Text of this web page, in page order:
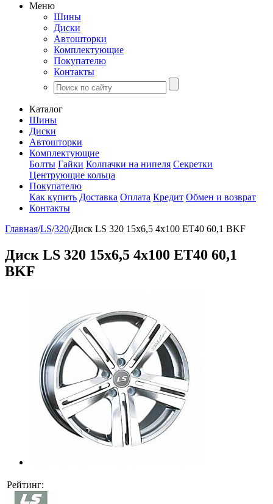
Меню
Шины
Диски
Автошторки
Комплектующие
Покупателю
Контакты
Каталог
Шины
Диски
Автошторки
Комплектующие
Болты Гайки Колпачки на нипеля Секретки
Центрующие кольца
Покупателю
Как купить Доставка Оплата Кредит Обмен и возврат
Контакты
Главная/LS/320/Диск LS 320 15x6,5 4x100 ET40 60,1 BKF
Диск LS 320 15x6,5 4x100 ET40 60,1
BKF
Рейтинг: